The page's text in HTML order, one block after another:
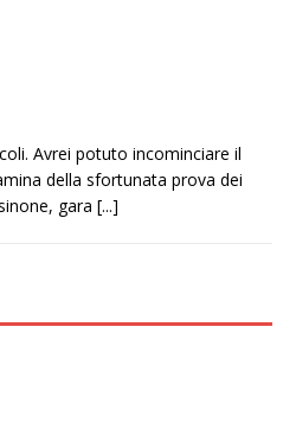
Avrei potuto incominciare il
della sfortunata prova dei
gara [...]